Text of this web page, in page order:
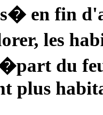
en fin
les
du
plus